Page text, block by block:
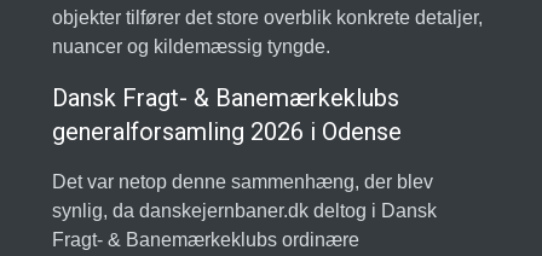
objekter tilfører det store overblik konkrete detaljer,
nuancer og kildemæssig tyngde.
Dansk Fragt- & Banemærkeklubs
generalforsamling 2026 i Odense
Det var netop denne sammenhæng, der blev
synlig, da danskejernbaner.dk deltog i Dansk
Fragt- & Banemærkeklubs ordinære